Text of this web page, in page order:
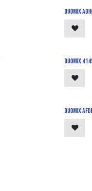
Duomix
Duomix
Duomix